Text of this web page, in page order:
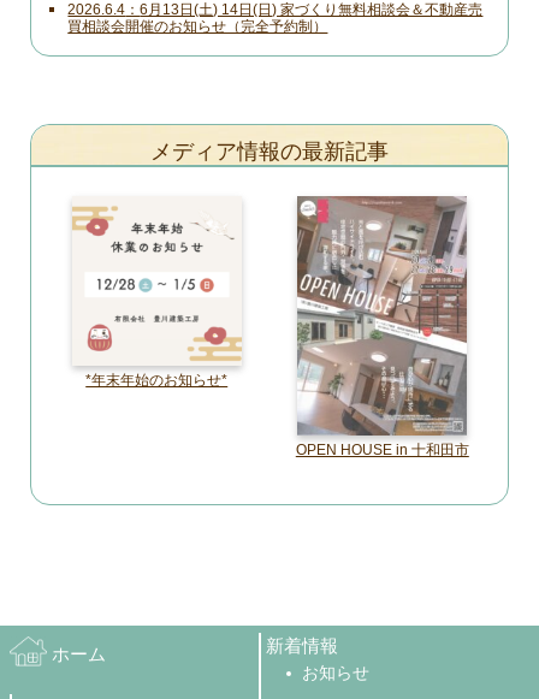
2026.6.4
6月13日(土) 14日(日) 家づくり無料相談会＆不動産売
買相談会開催のお知らせ（完全予約制）
メディア情報の最新記事
*年末年始のお知らせ*
OPEN HOUSE in 十和田市
ホーム 新着情報
お知らせ